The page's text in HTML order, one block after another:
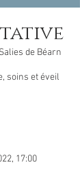
de Béarn
soins et éveil
17:00